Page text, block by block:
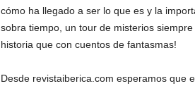
cómo ha llegado a ser lo que es y la
sobra tiempo, un tour de misterios
historia que con cuentos de fantasmas!
Desde revistaiberica.com esperamos que